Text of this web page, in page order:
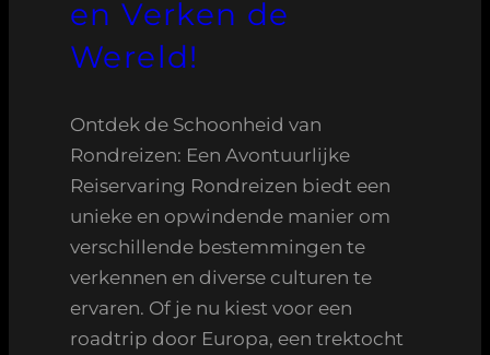
en Verken de
Wereld!
Ontdek de Schoonheid van
Rondreizen: Een Avontuurlijke
Reiservaring Rondreizen biedt een
unieke en opwindende manier om
verschillende bestemmingen te
verkennen en diverse culturen te
ervaren. Of je nu kiest voor een
roadtrip door Europa, een trektocht